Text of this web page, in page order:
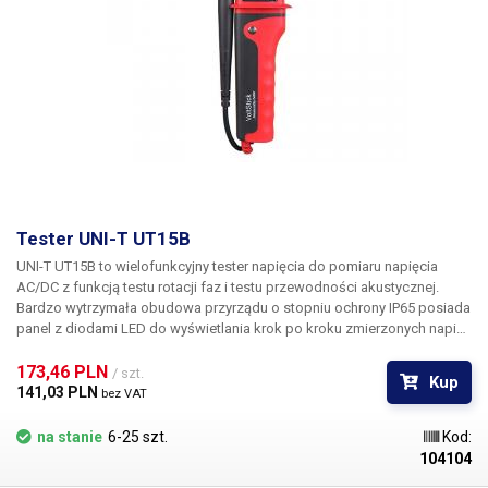
Zawartość pakietu:
elektromagnetycznego (EMF) ET825
Tester UNI-T UT15B
UNI-T UT15B to wielofunkcyjny tester napięcia do pomiaru napięcia
AC/DC z funkcją testu rotacji faz i testu przewodności akustycznej.
Bardzo wytrzymała obudowa przyrządu o stopniu ochrony IP65 posiada
panel z diodami LED do wyświetlania krok po kroku zmierzonych napięć
pomiary w warunkach słabego oświetlenia. Do pomiarów
wykorzystywane są dwa wtyki, z których jeden znajduje się na
pomocą kabla.CechyTest napięcia AC/DC Tester przewodności (tester
przewodów) Test rotacji faz Stopień ochrony IP65 Latarka Wykrywanie
173,46 PLN / szt.
141,03 PLN bez VAT
Kup
na stanie 6-25 szt.
Kod:
104104